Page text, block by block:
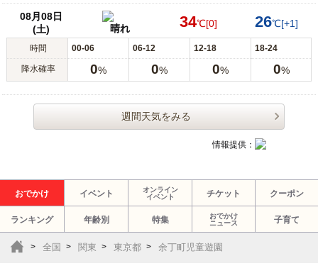
08月08日
(土)
晴れ 34℃[0] 26℃[+1]
時間 00-06 06-12 12-18 18-24
降水確率 0% 0% 0% 0%
週間天気をみる
情報提供：
おでかけ イベント
オンライン
イベント
チケット クーポン
ランキング 年齢別 特集
おでかけ
ニュース
子育て
全国 関東 東京都 余丁町児童遊園